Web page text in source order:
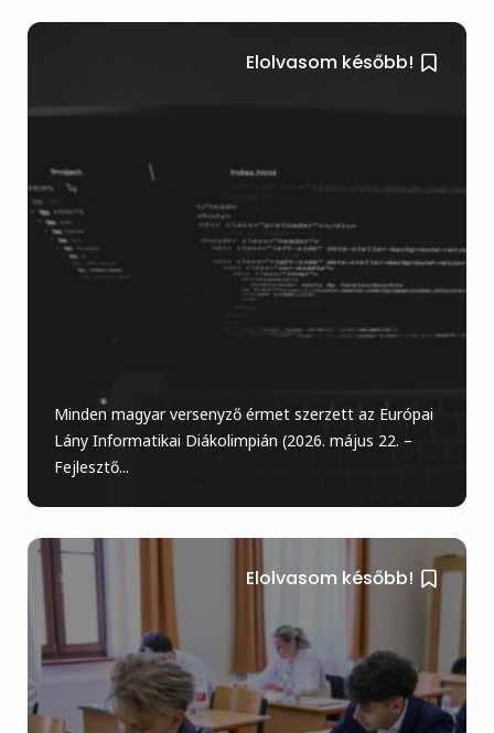
Elolvasom később!
Minden magyar versenyző érmet szerzett az Európai
Lány Informatikai Diákolimpián (2026. május 22. –
Fejlesztő...
Elolvasom később!